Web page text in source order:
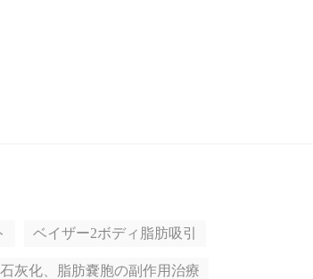
ベイザー2ボディ脂肪吸引
石灰化、脂肪嚢胞の副作用治療